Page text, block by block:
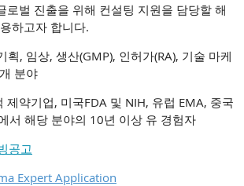
로벌 진출을 위해 컨설팅 지원을 담당할 해
하고자 합니다.
획, 임상, 생산(GMP), 인허가(RA), 기술 마케
분야
제약기업, 미국FDA 및 NIH, 유럽 EMA, 중국
서 해당 분야의 10년 이상 유 경험자
공고
Expert Application